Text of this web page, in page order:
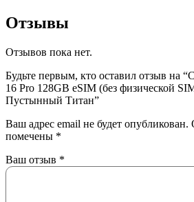
Отзывы
Отзывов пока нет.
Будьте первым, кто оставил отзыв на
16 Pro 128GB eSIM (без физической
Пустынный Титан”
Ваш адрес email не будет опубликован.
помечены *
Ваш отзыв *